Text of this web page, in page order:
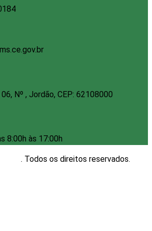
Nº , Jordão, CEP: 62108000
8:00h às 17:00h
. Todos os direitos reservados.